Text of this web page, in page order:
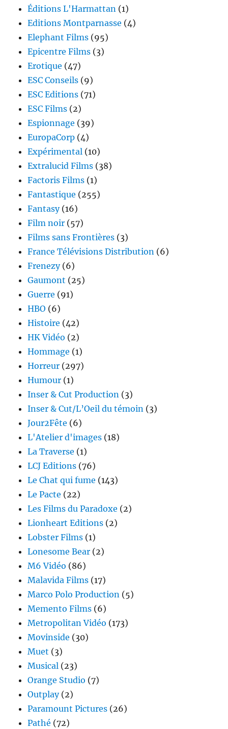
Éditions L'Harmattan (1)
Editions Montparnasse (4)
Elephant Films (95)
Epicentre Films (3)
Erotique (47)
ESC Conseils (9)
ESC Editions (71)
ESC Films (2)
Espionnage (39)
EuropaCorp (4)
Expérimental (10)
Extralucid Films (38)
Factoris Films (1)
Fantastique (255)
Fantasy(16)
Film noir (57)
Films sans Frontières (3)
France Télévisions Distribution (6)
Frenezy(6)
Gaumont (25)
Guerre (91)
HBO (6)
Histoire (42)
HK Vidéo (2)
Hommage (1)
Horreur (297)
Humour (1)
Inser & Cut Production (3)
Inser & Cut/L’Oeil du témoin (3)
Jour2Fête (6)
L'Atelier d'images (18)
La Traverse (1)
LCJ Editions (76)
Le Chat qui fume (143)
Le Pacte (22)
Les Films du Paradoxe (2)
Lionheart Editions (2)
Lobster Films (1)
Lonesome Bear (2)
M6 Vidéo (86)
Malavida Films (17)
Marco Polo Production (5)
Memento Films (6)
Metropolitan Vidéo (173)
Movinside (30)
Muet (3)
Musical (23)
Orange Studio (7)
Outplay(2)
Paramount Pictures (26)
Pathé (72)